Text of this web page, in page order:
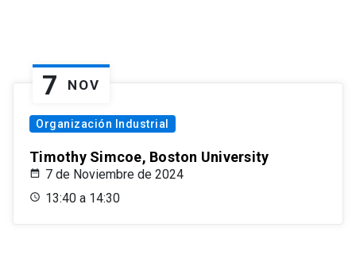
7 NOV
Organización Industrial
Timothy Simcoe, Boston University
7 de Noviembre de 2024
13:40 a 14:30